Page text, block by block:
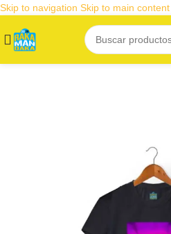
Skip to navigation Skip to main content